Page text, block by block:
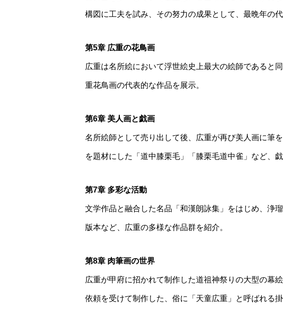
構図に工夫を試み、その努力の成果として、最晩年の
第5章 広重の花鳥画
広重は名所絵において浮世絵史上最大の絵師であると
重花鳥画の代表的な作品を展示。
第6章 美人画と戯画
名所絵師として売り出して後、広重が再び美人画に筆
を題材にした「道中膝栗毛」「膝栗毛道中雀」など、
第7章 多彩な活動
文学作品と融合した名品「和漢朗詠集」をはじめ、浄
版本など、広重の多様な作品群を紹介。
第8章 肉筆画の世界
広重が甲府に招かれて制作した道祖神祭りの大型の幕
依頼を受けて制作した、俗に「天童広重」と呼ばれる